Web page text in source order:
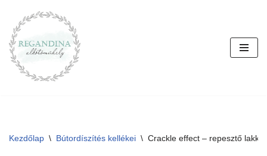
Skip
to
content
Kezdőlap \ Bútordíszítés kellékei \ Crackle effect – repesztő lakk